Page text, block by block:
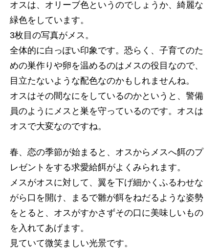
オスは、オリーブ色というのでしょうか、綺麗な
緑色をしています。
3枚目の写真がメス。
全体的に白っぽい印象です。恐らく、子育てのた
めの巣作りや卵を温めるのはメスの役目なので、
目立たないような配色なのかもしれませんね。
オスはその間なにをしているのかというと、警備
員のようにメスと巣を守っているのです。オスは
オスで大変なのですね。
春、恋の季節が始まると、オスからメスへ餌のプ
レゼントをする求愛給餌がよくみられます。
メスがオスに対して、翼を下げ細かくふるわせな
がら口を開け、まるで雛が餌をねだるような姿勢
をとると、オスがすかさずその口に美味しいもの
を入れてあげます。
見ていて微笑ましい光景です。